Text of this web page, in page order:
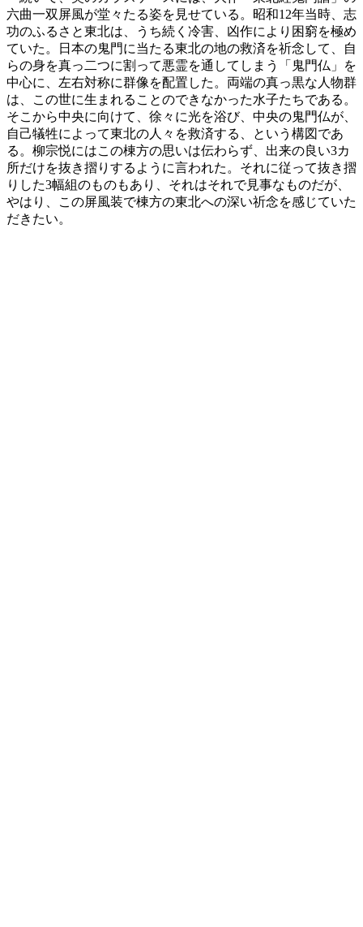
六曲一双屏風が堂々たる姿を見せている。昭和12年当時、志
功のふるさと東北は、うち続く冷害、凶作により困窮を極め
ていた。日本の鬼門に当たる東北の地の救済を祈念して、自
らの身を真っ二つに割って悪霊を通してしまう「鬼門仏」を
中心に、左右対称に群像を配置した。両端の真っ黒な人物群
は、この世に生まれることのできなかった水子たちである。
そこから中央に向けて、徐々に光を浴び、中央の鬼門仏が、
自己犠牲によって東北の人々を救済する、という構図であ
る。柳宗悦にはこの棟方の思いは伝わらず、出来の良い3カ
所だけを抜き摺りするように言われた。それに従って抜き摺
りした3幅組のものもあり、それはそれで見事なものだが、
やはり、この屏風装で棟方の東北への深い祈念を感じていた
だきたい。